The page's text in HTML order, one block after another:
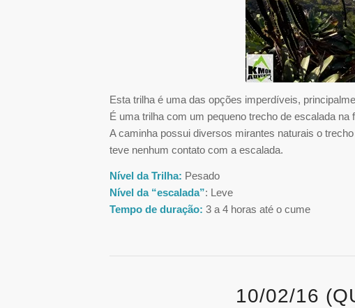
Esta trilha é uma das opções imperdíveis,
É uma trilha com um pequeno trecho de escalada
A caminha possui diversos mirantes naturais o
teve nenhum contato com a escalada.
Nível da Trilha: Pesado
Nível da “escalada”: Leve
Tempo de duração: 3 a 4 horas até o cume
10/02/16